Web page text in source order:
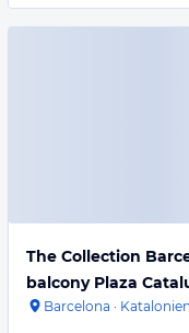
The Collection
balcony Plaza
Barcelona · Katalonien